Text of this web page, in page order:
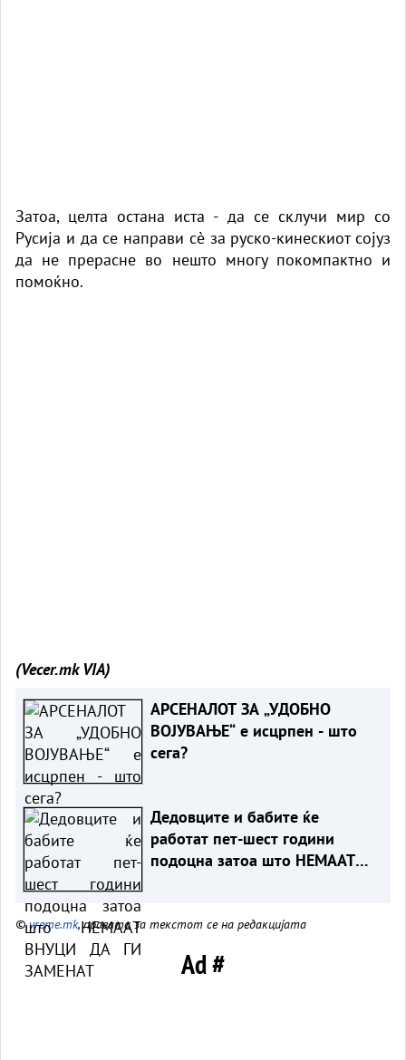
Затоа, целта остана иста - да се склучи мир со
Русија и да се направи сè за руско-кинескиот сојуз
да не прерасне во нешто многу покомпактно и
помоќно.
(Vecer.mkVIA)
АРСЕНАЛОТ ЗА „УДОБНО
ВОЈУВАЊЕ“ е исцрпен - што
сега?
Дедовците и бабите ќе
работат пет-шест години
подоцна затоа што НЕМААТ
©vreme.mk, правата за текстот се на редакцијата
Ad #